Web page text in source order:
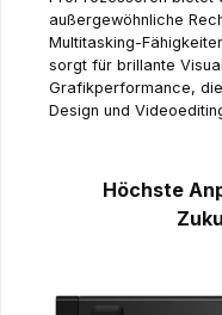
außergewöhnliche
Multitasking-
sorgt für brillante
Grafikperformance,
Design und
Höchste